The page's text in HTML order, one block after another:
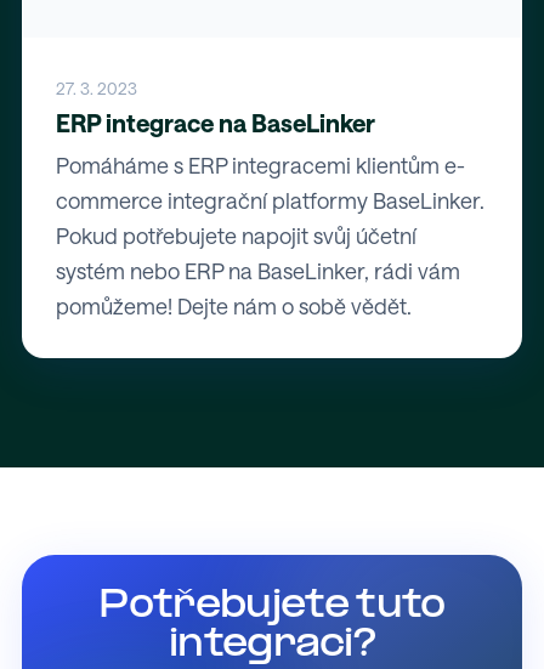
27. 3. 2023
ERP integrace na BaseLinker
Pomáháme s ERP integracemi klientům e-
commerce integrační platformy BaseLinker.
Pokud potřebujete napojit svůj účetní
systém nebo ERP na BaseLinker, rádi vám
pomůžeme! Dejte nám o sobě vědět.
Potřebujete tuto
integraci?